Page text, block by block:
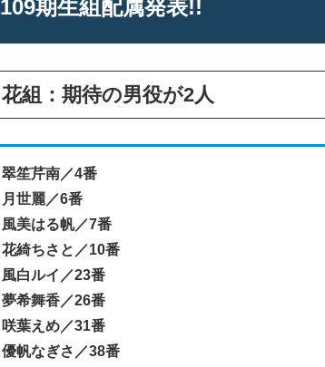
109期生組配属発表!!
花組：期待の男役が2人
翠笙芹南／4番
月世麗／6番
風美はる帆／7番
花綺ちさと／10番
風白ルイ／23番
夢希舞香／26番
咲葉えめ／31番
優帆なぎさ／38番